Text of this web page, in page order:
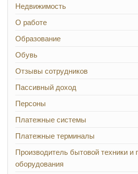
Недвижимость
О работе
Образование
Обувь
Отзывы сотрудников
Пассивный доход
Персоны
Платежные системы
Платежные терминалы
Производитель бытовой техники и
оборудования